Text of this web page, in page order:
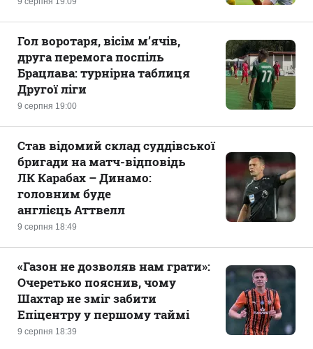
9 серпня 19:00
Гол воротаря, вісім м’ячів,
друга перемога поспіль
Брацлава: турнірна таблиця
Другої ліги
9 серпня 18:49
Став відомий склад суддівської
бригади на матч-відповідь
ЛК Карабах – Динамо:
головним буде
англієць Аттвелл
9 серпня 18:39
«Газон не дозволяв нам грати»:
Очеретько пояснив, чому
Шахтар не зміг забити
Епіцентру у першому таймі